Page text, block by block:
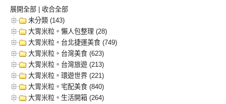
展開全部
收合全部
未分類 (143)
大胃米粒。懶人包整理 (28)
大胃米粒。台北捷運美食 (749)
大胃米粒。台灣美食 (623)
大胃米粒。台灣旅遊 (213)
大胃米粒。環遊世界 (221)
大胃米粒。宅配美食 (840)
大胃米粒。生活開箱 (264)